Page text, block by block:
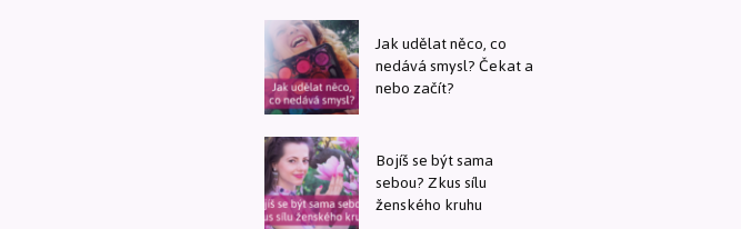
Jak udělat něco, co
nedává smysl? Čekat a
nebo začít?
Bojíš se být sama
sebou? Zkus sílu
ženského kruhu